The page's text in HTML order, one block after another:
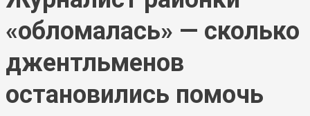
«обломалась» — сколько
джентльменов
остановились помочь